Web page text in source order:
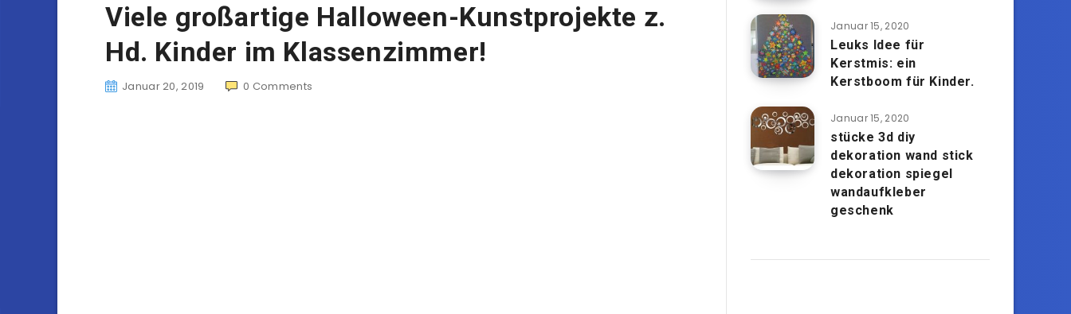
Viele großartige Halloween-Kunstprojekte z.
Hd. Kinder im Klassenzimmer!
Januar 20, 2019 0 Comments
Januar 15, 2020
Leuks Idee für
Kerstmis: ein
Kerstboom für Kinder.
Januar 15, 2020
stücke 3d diy
dekoration wand stick
dekoration spiegel
wandaufkleber
geschenk